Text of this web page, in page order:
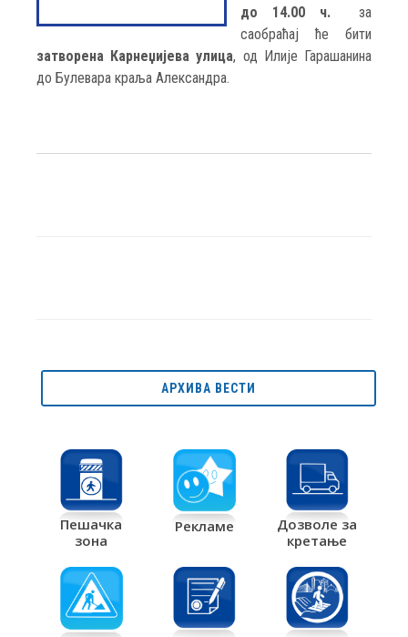
до 14.00 ч.
за
саобраћај ће бити
затворена Карнеџијева улица, од Илије Гарашанина
до Булевара краља Александра.
АРХИВА ВЕСТИ
Пешачка
зона
Рекламе
Дозволе за
кретање